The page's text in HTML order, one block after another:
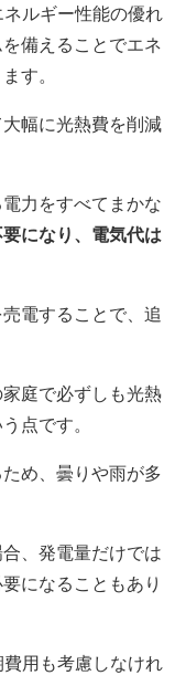
ルギー性能の優れ
備えることでエネ
す。
幅に光熱費を削減
力をすべてまかな
になり、電気代は
電することで、追
庭で必ずしも光熱
点です。
め、曇りや雨が多
、発電量だけでは
になることもあり
用も考慮しなけれ